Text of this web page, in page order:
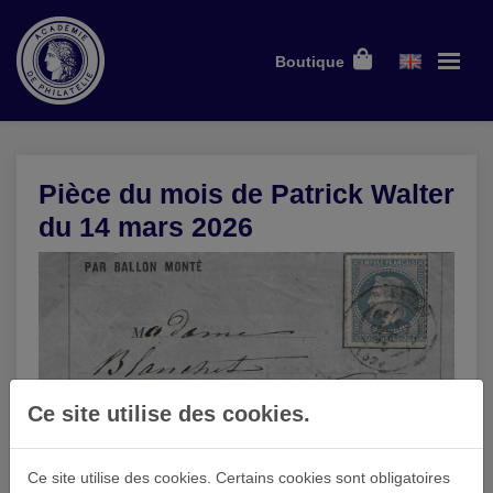
Boutique
Pièce du mois de Patrick Walter
du 14 mars 2026
Ce site utilise des cookies.
Ce site utilise des cookies. Certains cookies sont obligatoires